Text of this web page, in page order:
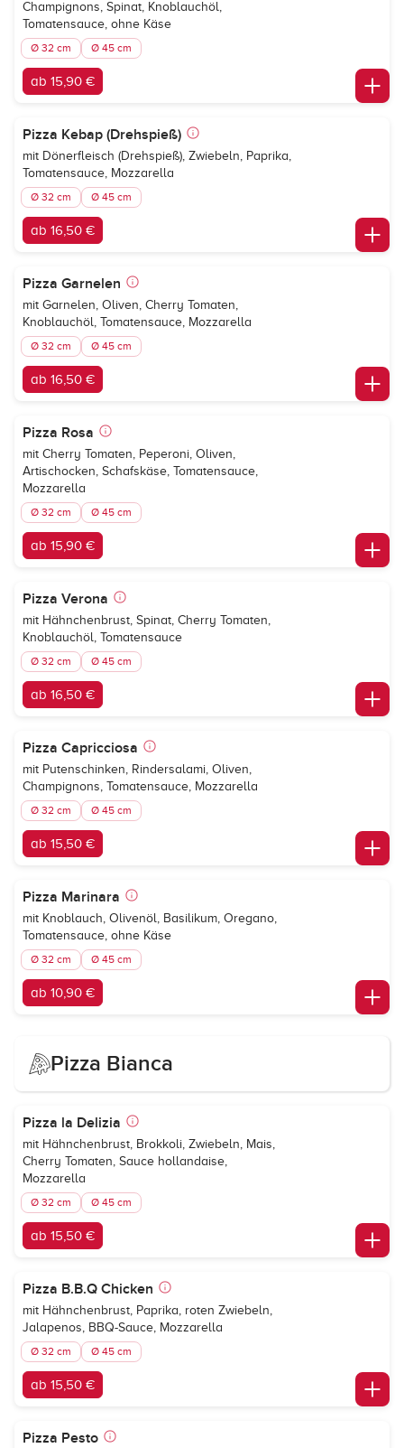
Champignons, Spinat, Knoblauchöl,
Tomatensauce, ohne Käse
Ø 32 cm Ø 45 cm
ab 15,90 €
Pizza Kebap (Drehspieß)
mit Dönerfleisch (Drehspieß), Zwiebeln, Paprika,
Tomatensauce, Mozzarella
Ø 32 cm Ø 45 cm
ab 16,50 €
Pizza Garnelen
mit Garnelen, Oliven, Cherry Tomaten,
Knoblauchöl, Tomatensauce, Mozzarella
Ø 32 cm Ø 45 cm
ab 16,50 €
Pizza Rosa
mit Cherry Tomaten, Peperoni, Oliven,
Artischocken, Schafskäse, Tomatensauce,
Mozzarella
Ø 32 cm Ø 45 cm
ab 15,90 €
Pizza Verona
mit Hähnchenbrust, Spinat, Cherry Tomaten,
Knoblauchöl, Tomatensauce
Ø 32 cm Ø 45 cm
ab 16,50 €
Pizza Capricciosa
mit Putenschinken, Rindersalami, Oliven,
Champignons, Tomatensauce, Mozzarella
Ø 32 cm Ø 45 cm
ab 15,50 €
Pizza Marinara
mit Knoblauch, Olivenöl, Basilikum, Oregano,
Tomatensauce, ohne Käse
Ø 32 cm Ø 45 cm
ab 10,90 €
Pizza Bianca
Pizza la Delizia
mit Hähnchenbrust, Brokkoli, Zwiebeln, Mais,
Cherry Tomaten, Sauce hollandaise,
Mozzarella
Ø 32 cm Ø 45 cm
ab 15,50 €
Pizza B.B.Q Chicken
mit Hähnchenbrust, Paprika, roten Zwiebeln,
Jalapenos, BBQ-Sauce, Mozzarella
Ø 32 cm Ø 45 cm
ab 15,50 €
Pizza Pesto